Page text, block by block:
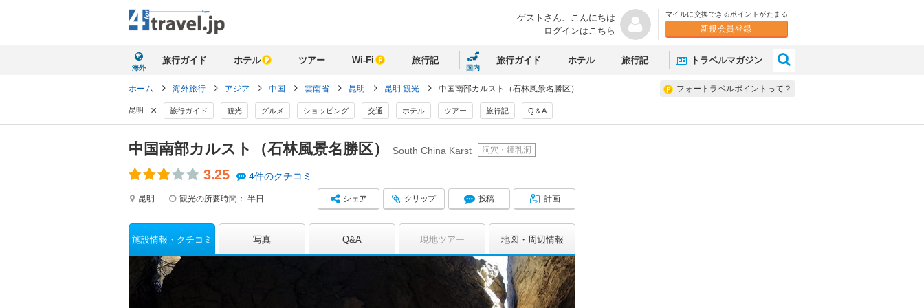
ゲストさん、 こんにちは
ログインはこちら
マイルに交換できるポイントがたまる
新規会員登録
海外
旅行ガイド ホテル ツアー Wi-Fi 旅行記
国内
旅行ガイド ホテル 旅行記 トラベルマガジン
フォートラベルポイントって？
ホーム 海外旅行 アジア 中国 雲南省 昆明 昆明 観光 中国南部カルスト（石林風景名勝区）
昆明 × 旅行ガイド 観光 グルメ ショッピング 交通 ホテル ツアー 旅行記 Q＆A
中国南部カルスト（石林風景名勝区） South China Karst 洞穴・鍾乳洞
3.25 4件のクチコミ
昆明 観光の所要時間： 半日 シェア クリップ 投稿 計画
施設情報 クチコミ 写真 Q&A 現地ツアー 地図 周辺情報